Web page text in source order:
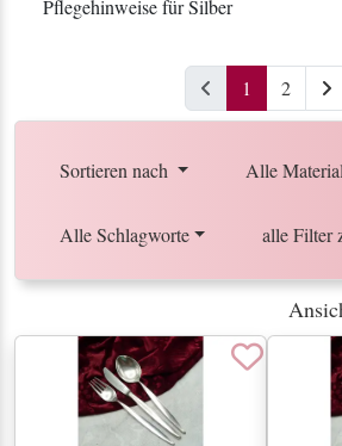
Pflegehinweise für Silber
1 (current)
2
Sortieren nach Alle
Alle Schlagworte alle Filter